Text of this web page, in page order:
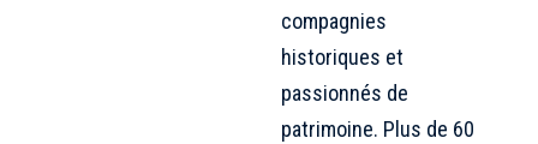
compagnies
historiques et
passionnés de
patrimoine. Plus de 60